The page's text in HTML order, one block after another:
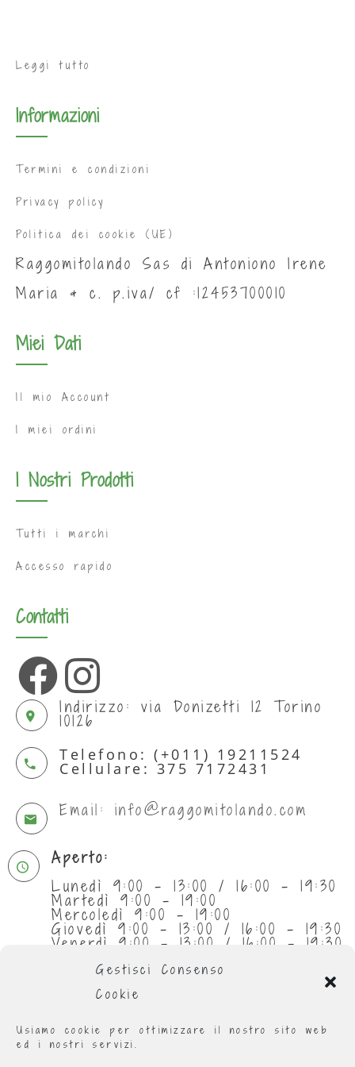
Gestisci Consenso
Cookie
Usiamo cookie per ottimizzare il nostro sito web
ed i nostri servizi.
Leggi tutto
Informazioni
Termini e condizioni
Privacy policy
Politica dei cookie (UE)
Raggomitolando Sas di Antoniono Irene
Maria & c. p.iva/ cf :12453700010
Miei Dati
Il mio Account
I miei ordini
I Nostri Prodotti
Tutti i marchi
Accesso rapido
Contatti
Indirizzo: via Donizetti 12 Torino
10126
Telefono: (+011) 19211524
Cellulare: 375 7172431
Email: info@raggomitolando.com
Aperto:
Lunedì 9:00 - 13:00 / 16:00 - 19:30
Martedì 9:00 - 19:00
Mercoledì 9:00 - 19:00
Giovedì 9:00 - 13:00 / 16:00 - 19:30
Venerdì 9:00 - 13:00 / 16:00 - 19:30